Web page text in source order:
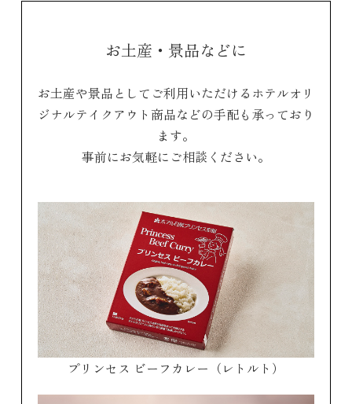
お土産・景品などに
お土産や景品としてご利用いただけるホテルオリ
ジナルテイクアウト商品などの手配も承っており
ます。
事前にお気軽にご相談ください。
プリンセス ビーフカレー（レトルト）